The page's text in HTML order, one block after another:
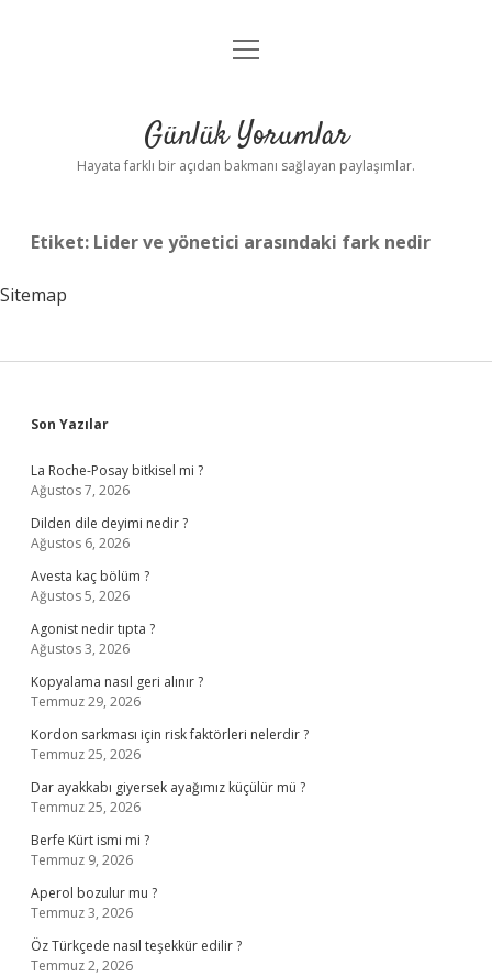
Anasayfa
Yasal Uyarı
menüyü
Günlük Yorumlar
Hayata farklı bir açıdan bakmanı sağlayan paylaşımlar.
Etiket: Lider ve yönetici arasındaki fark nedir
Sitemap
Sidebar
Son Yazılar
La Roche-Posay bitkisel mi ?
Ağustos 7, 2026
Dilden dile deyimi nedir ?
Ağustos 6, 2026
Avesta kaç bölüm ?
Ağustos 5, 2026
Agonist nedir tıpta ?
Ağustos 3, 2026
Kopyalama nasıl geri alınır ?
Temmuz 29, 2026
Kordon sarkması için risk faktörleri nelerdir ?
Temmuz 25, 2026
Dar ayakkabı giyersek ayağımız küçülür mü ?
Temmuz 25, 2026
Berfe Kürt ismi mi ?
Temmuz 9, 2026
Aperol bozulur mu ?
Temmuz 3, 2026
Öz Türkçede nasıl teşekkür edilir ?
Temmuz 2, 2026